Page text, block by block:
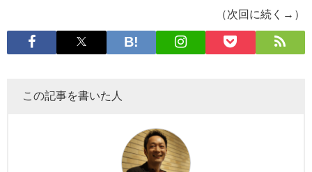
（次回に続く→）
この記事を書いた人